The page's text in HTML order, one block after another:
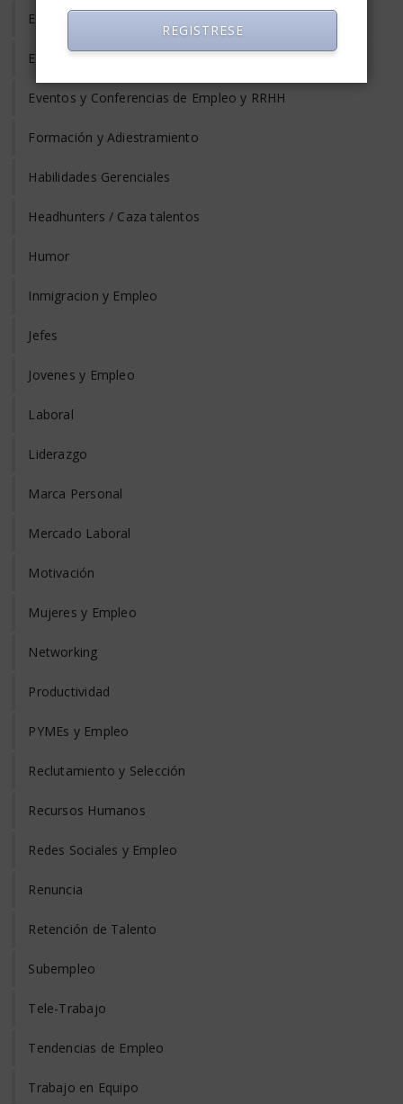
Estrés Laboral
Evaluación del Desempeño
Eventos y Conferencias de Empleo y RRHH
Formación y Adiestramiento
Habilidades Gerenciales
Headhunters / Caza talentos
Humor
Inmigracion y Empleo
Jefes
Jovenes y Empleo
Laboral
Liderazgo
Marca Personal
Mercado Laboral
Motivación
Mujeres y Empleo
Networking
Productividad
PYMEs y Empleo
Reclutamiento y Selección
Recursos Humanos
Redes Sociales y Empleo
Renuncia
Retención de Talento
Subempleo
Tele-Trabajo
Tendencias de Empleo
Trabajo en Equipo
REGISTRESE